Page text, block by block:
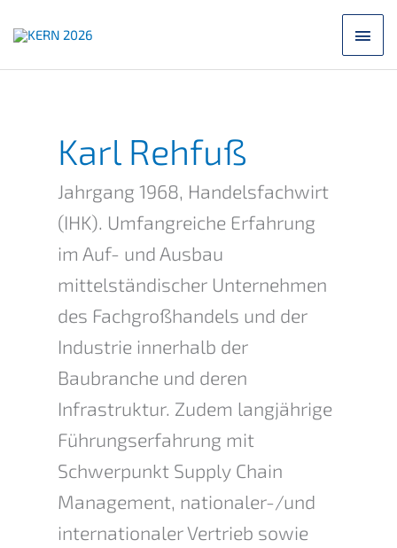
Inhalt
springen
Karl Rehfuß
Jahrgang 1968, Handelsfachwirt
(IHK). Umfangreiche Erfahrung
im Auf- und Ausbau
mittelständischer Unternehmen
des Fachgroßhandels und der
Industrie innerhalb der
Baubranche und deren
Infrastruktur. Zudem langjährige
Führungserfahrung mit
Schwerpunkt Supply Chain
Management, nationaler-/und
internationaler Vertrieb sowie